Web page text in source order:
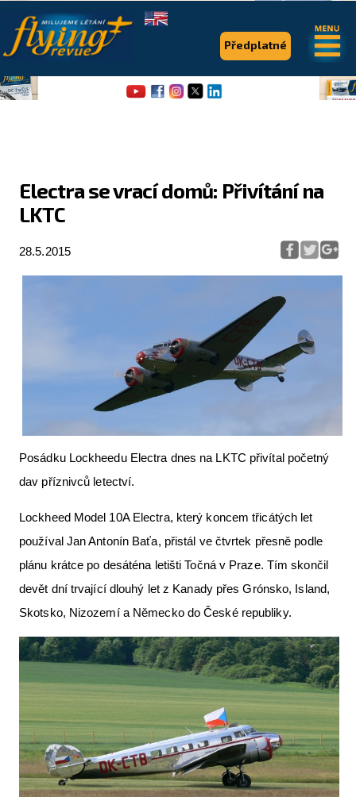
Electra se vrací domů: Přivítání na
LKTC
28.5.2015
Posádku Lockheedu Electra dnes na LKTC přivítal početný
dav příznivců letectví.
Lockheed Model 10A Electra, který koncem třicátých let
používal Jan Antonín Baťa, přistál ve čtvrtek přesně podle
plánu krátce po desáténa letišti Točná v Praze. Tím skončil
devět dní trvající dlouhý let z Kanady přes Grónsko, Island,
Skotsko, Nizozemí a Německo do České republiky.
Předplatné
.
Expedice
Série & speciály
Letecká videa
Aktuální FR + archiv
Letecká muzea
Inzerujte s námi
E-SHOP